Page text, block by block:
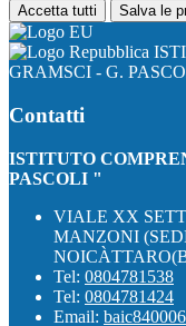
Accetta tutti Salva le
GRAMSCI - G.
Contatti
ISTITUTO
PASCOLI "
VIALE XX
MANZONI
Tel: 0804781538
Tel: 0804781424
Email: